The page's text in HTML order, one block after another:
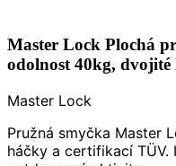
Master Lock Plochá
odolnost 40kg, dvojité
Master Lock
Pružná smyčka Master
háčky a certifikací TÜV.